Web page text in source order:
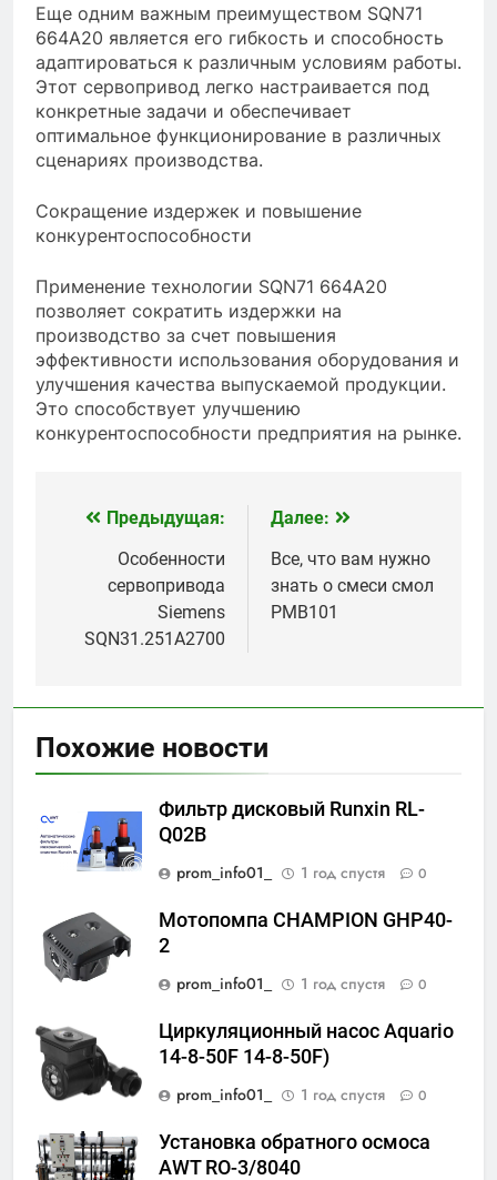
Еще одним важным преимуществом SQN71
664A20 является его гибкость и способность
адаптироваться к различным условиям работы.
Этот сервопривод легко настраивается под
конкретные задачи и обеспечивает
оптимальное функционирование в различных
сценариях производства.
Сокращение издержек и повышение
конкурентоспособности
Применение технологии SQN71 664A20
позволяет сократить издержки на
производство за счет повышения
эффективности использования оборудования и
улучшения качества выпускаемой продукции.
Это способствует улучшению
конкурентоспособности предприятия на рынке.
Навигация
записям
Предыдущая:
Особенности
сервопривода
Siemens
SQN31.251A2700
Далее:
Все, что вам нужно
знать о смеси смол
PMB101
Похожие новости
Фильтр дисковый Runxin RL-
Q02B
prom_info01_
1 год спустя 0
Мотопомпа CHAMPION GHP40-
2
prom_info01_
1 год спустя 0
Циркуляционный насос Aquario
14-8-50F 14-8-50F)
prom_info01_
1 год спустя 0
Установка обратного осмоса
AWT RO-3/8040